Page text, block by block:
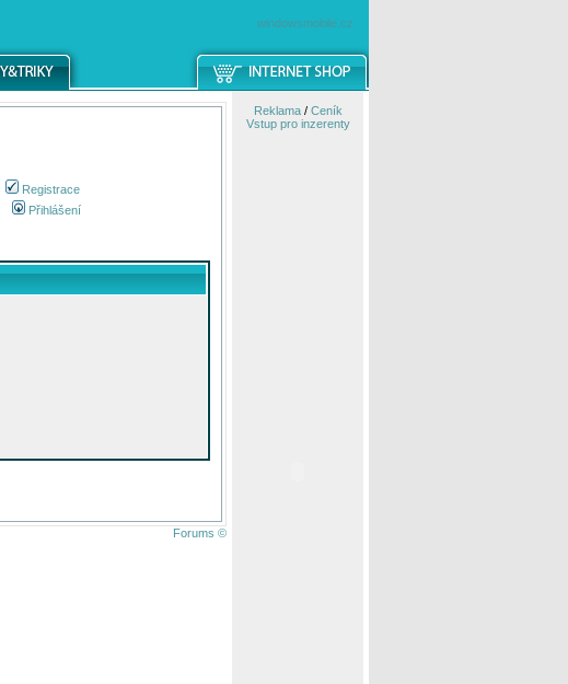
windowsmobile.cz
Registrace
Přihlášení
Forums ©
Reklama/ Ceník
Vstup pro inzerenty